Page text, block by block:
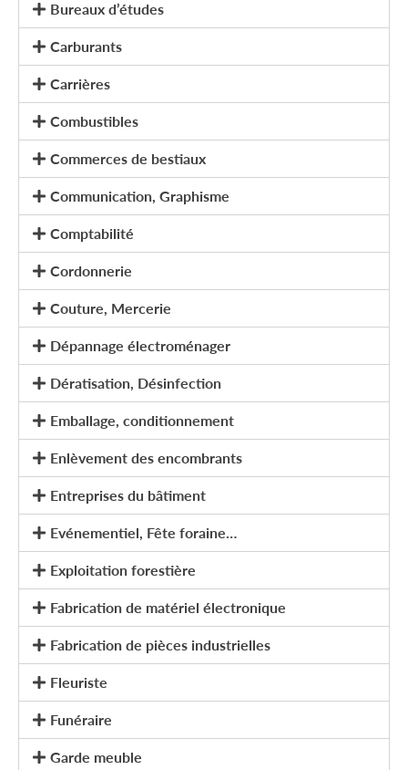
Bureaux d’études
Carburants
Carrières
Combustibles
Commerces de bestiaux
Communication, Graphisme
Comptabilité
Cordonnerie
Couture, Mercerie
Dépannage électroménager
Dératisation, Désinfection
Emballage, conditionnement
Enlèvement des encombrants
Entreprises du bâtiment
Evénementiel, Fête foraine…
Exploitation forestière
Fabrication de matériel électronique
Fabrication de pièces industrielles
Fleuriste
Funéraire
Garde meuble